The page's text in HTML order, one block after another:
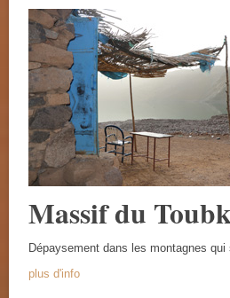
Massif du
Dépaysement dans les montagnes
plus d'info